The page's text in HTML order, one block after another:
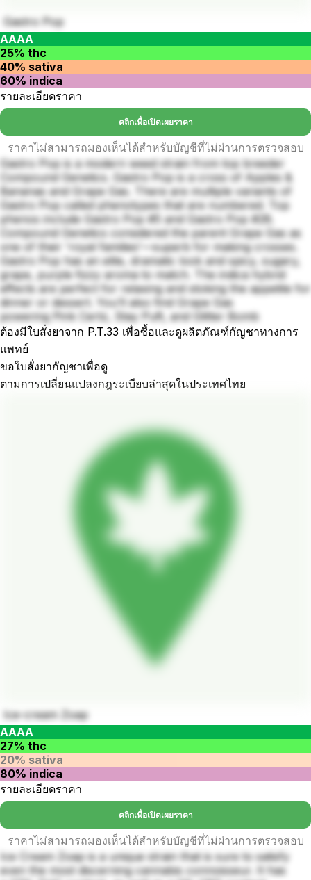
Gastro Pop
AAAA
25% thc
40% sativa
60% indica
รายละเอียดราคา
คลิกเพื่อเปิดเผยราคา
ราคาไม่สามารถมองเห็นได้สำหรับบัญชีที่ไม่ผ่านการตรวจสอบ
Gastro Pop is a modern weed strain from top breeder
Compound Genetics. Gastro Pop is a cross of Apples &
Bananas and Grape Gas. There are multiple variants of
Gastro Pop called phenotypes that are numbered. Top
phenos include Gastro Pop #5 and Gastro Pop #28.
Compound Genetics considered the parent Grape Gas as
one of their 'royal families'—superb for making crosses.
Gastro Pop has an elite, dramatic look and spicy, sugary,
grape, purple fizzy aroma to match. The indica hybrid
effects are perfect for relaxing and stoking the appetite for
dinner or dessert. You’ll also find Grape Gas
powering Pink Certz, Stay Puft, and Glitter Bomb
ต้องมีใบสั่งยาจาก P.T.33 เพื่อซื้อและดูผลิตภัณฑ์กัญชาทางการ
แพทย์
ขอใบสั่งยากัญชาเพื่อดู
ตามการเปลี่ยนแปลงกฎระเบียบล่าสุดในประเทศไทย
Ice-cream Zoap
AAAA
27% thc
20% sativa
80% indica
รายละเอียดราคา
คลิกเพื่อเปิดเผยราคา
ราคาไม่สามารถมองเห็นได้สำหรับบัญชีที่ไม่ผ่านการตรวจสอบ
Ice Cream Zoap is a unique strain that is sure to satisfy
even the most discerning cannabis connoisseur. It has